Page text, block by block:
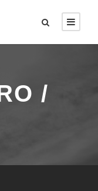
/